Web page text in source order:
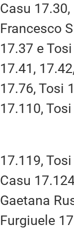
Casu
Francesco
17.37 e
17.41,
17.76, Tosi
17.110,
17.119,
Casu
Gaetana
Furgiuele